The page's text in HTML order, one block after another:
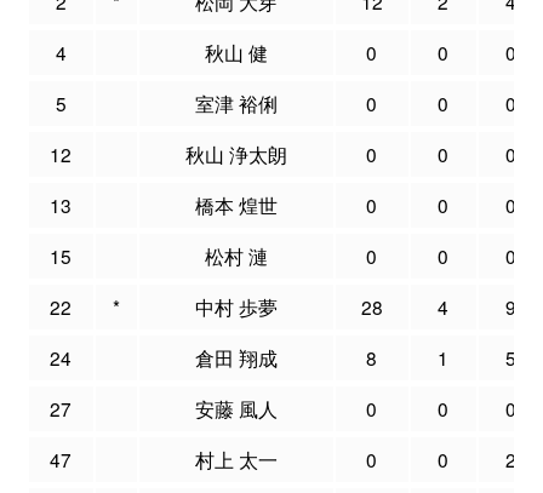
4
秋山 健 0 0
0
5
室津 裕俐 0 0
0
12
秋山 浄太朗 0 0
0
13
橋本 煌世 0 0
0
15
松村 漣 0 0
0
22
* 中村 歩夢 28 4
9
24
倉田 翔成 8 1
5
27
安藤 風人 0 0
0
47
村上 太一 0 0
2